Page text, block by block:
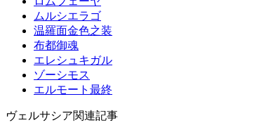
ムルシエラゴ
温羅面金色之装
布都御魂
エレシュキガル
ゾーシモス
エルモート最終
ヴェルサシア関連記事